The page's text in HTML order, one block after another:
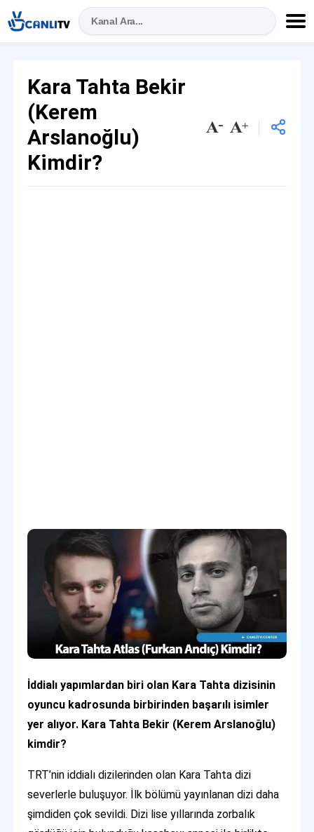
Kara Tahta Bekir
(Kerem
Arslanoğlu)
Kimdir?
İddialı yapımlardan biri olan Kara Tahta dizisinin
oyuncu kadrosunda birbirinden başarılı isimler
yer alıyor. Kara Tahta Bekir (Kerem Arslanoğlu)
kimdir?
TRT’nin iddialı dizilerinden olan Kara Tahta dizi
severlerle buluşuyor. İlk bölümü yayınlanan dizi daha
şimdiden çok sevildi. Dizi lise yıllarında zorbalık